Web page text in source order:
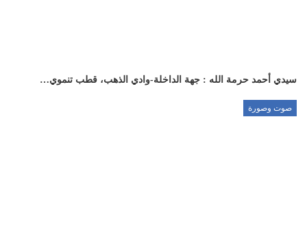
سيدي أحمد حرمة الله : جهة الداخلة-وادي الذهب، قطب تنموي…
صوت وصورة